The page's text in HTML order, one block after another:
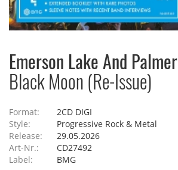
Emerson Lake And Palmer
Black Moon (Re-Issue)
Format:
2CD DIGI
Style:
Progressive Rock & Metal
Release:
29.05.2026
Art-Nr.:
CD27492
Label:
BMG